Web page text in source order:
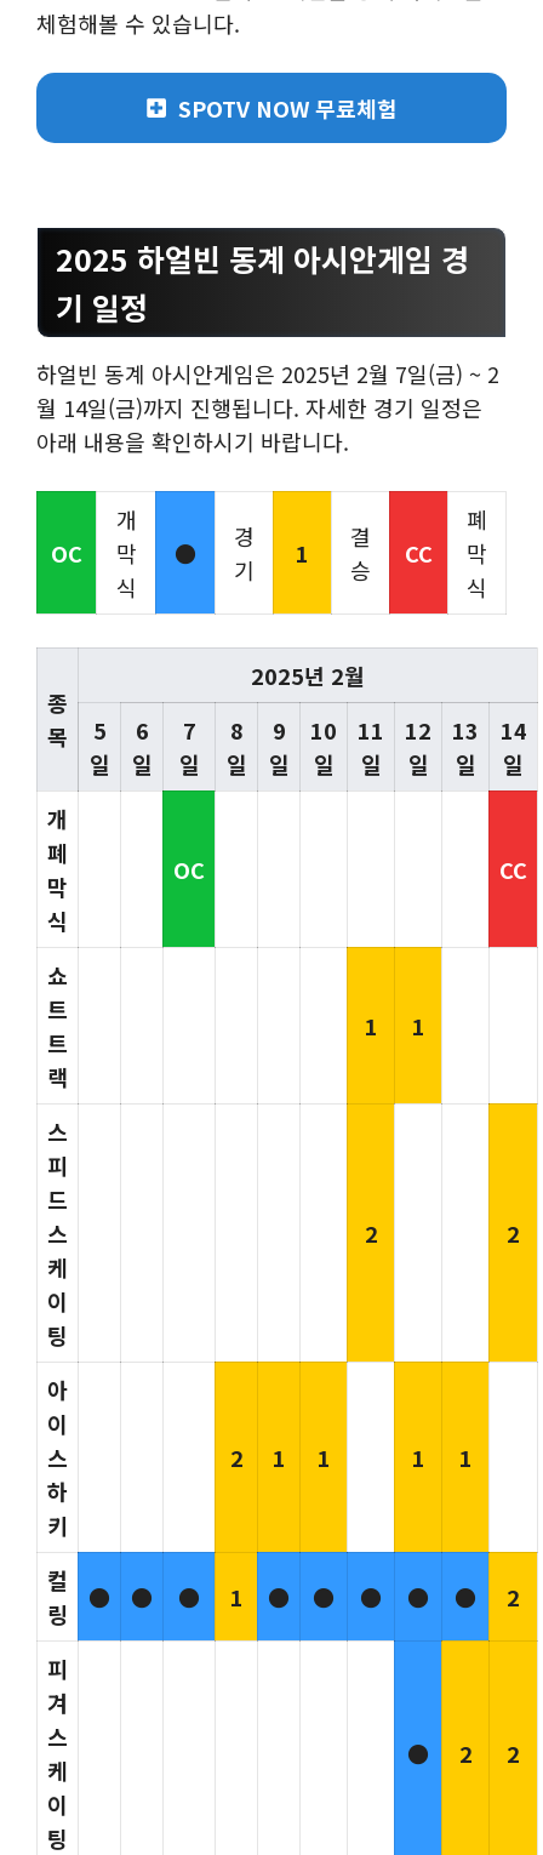
체험해볼 수 있습니다.
SPOTV NOW 무료체험
2025 하얼빈 동계 아시안게임 경
기 일정
하얼빈 동계 아시안게임은 2025년 2월 7일(금) ~ 2
월 14일(금)까지 진행됩니다. 자세한 경기 일정은
아래 내용을 확인하시기 바랍니다.
OC
개
막
식
●
경
기
1
결
승
CC
폐
막
식
종
목
2025년 2월
5
일
6
일
7
일
8
일
9
일
10
일
11
일
12
일
13
일
14
일
개
폐
막
식
OC CC
쇼
트
트
랙
1 1
스
피
드
스
케
이
팅
2 2
아
이
스
하
키
2 1 1 1 1
컬
링
● ● ● 1 ● ● ● ● ● 2
피
겨
스
케
이
팅
● 2 2